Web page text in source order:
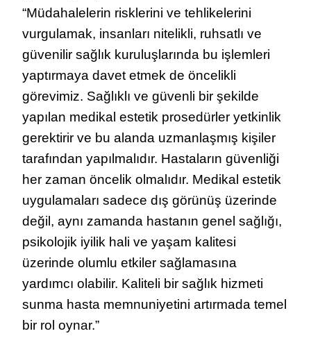
“Müdahalelerin risklerini ve tehlikelerini
vurgulamak, insanları nitelikli, ruhsatlı ve
güvenilir sağlık kuruluşlarında bu işlemleri
yaptırmaya davet etmek de öncelikli
görevimiz. Sağlıklı ve güvenli bir şekilde
yapılan medikal estetik prosedürler yetkinlik
gerektirir ve bu alanda uzmanlaşmış kişiler
tarafından yapılmalıdır. Hastaların güvenliği
her zaman öncelik olmalıdır. Medikal estetik
uygulamaları sadece dış görünüş üzerinde
değil, aynı zamanda hastanın genel sağlığı,
psikolojik iyilik hali ve yaşam kalitesi
üzerinde olumlu etkiler sağlamasına
yardımcı olabilir. Kaliteli bir sağlık hizmeti
sunma hasta memnuniyetini artırmada temel
bir rol oynar.”